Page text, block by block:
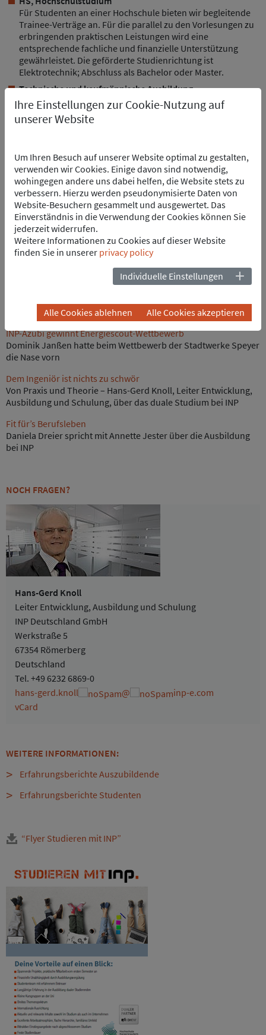
Für Studenten an einer Hochschule bieten wir begleitende
Trainee-Verträge an. Für die parallel zu den Vorlesungen zu
erbringenden praktischen Leistungen wird eine
entsprechende fachliche und finanzielle Unterstützung
gewährleistet. Die geförderte Studienrichtung ist
Elektrotechnik; Abschluss als Bachelor oder Master.
Technische und kaufmännische Ausbildung
Wir bilden aus mit den Abschlüssen Fachinformatiker/-in für
Systemintegration und Kaufmann-/frau für
Büromanagement.
Du hast Dein Abitur gerade beendet und suchst Einblicke in
den Berufsalltag? Dann dürfte ein Praktikum bei uns genau
das Richtige für Dich sein. Vielleicht ergibt sich daraus ein
spannender und interessanter Ausbildungs- oder
Studienweg.
HIER KANNST DU BEITRÄGE UNSERER AZUBIS,
STUDENTEN UND AUSBILDUNGSLEITER LESEN:
Das Modellvehikel lernt langsam zu fahren!!!
Studenten bei INP entwickeln komplexe
von Sven Fiesser
INP-Azubi gewinnt Energiescout-Wettbewerb
Dominik Janßen hatte beim Wettbewerb der Stadtwerke Speyer
die Nase vorn
Dem Ingeniör ist nichts zu schwör
Von Praxis und Theorie – Hans-Gerd Knoll, Leiter Entwicklung,
Ausbildung und Schulung, über das duale Studium bei INP
Fit für’s Berufsleben
Daniela Dreier spricht mit Annette Jester über die Ausbildung
bei INP
NOCH FRAGEN?
Hans-Gerd Knoll
Leiter Entwicklung, Ausbildung und Schulung
INP Deutschland GmbH
Werkstraße 5
67354 Römerberg
Deutschland
Tel. +49 6232 6869-0
hans-gerd.knoll
@
inp-e.com
vCard
WEITERE INFORMATIONEN:
Erfahrungsberichte Auszubildende
Erfahrungsberichte Studenten
“Flyer Studieren mit INP”
Ihre Einstellungen zur Cookie-Nutzung auf
unserer Website
Um Ihren Besuch auf unserer Website optimal zu gestalten,
verwenden wir Cookies. Einige davon sind notwendig,
wohingegen andere uns dabei helfen, die Website stets zu
verbessern. Hierzu werden pseudonymisierte Daten von
Website-Besuchern gesammelt und ausgewertet. Das
Einverständnis in die Verwendung der Cookies können Sie
jederzeit widerrufen.
Weitere Informationen zu Cookies auf dieser Website
finden Sie in unserer privacy policy
Individuelle Einstellungen
Alle Cookies ablehnen Alle Cookies akzeptieren